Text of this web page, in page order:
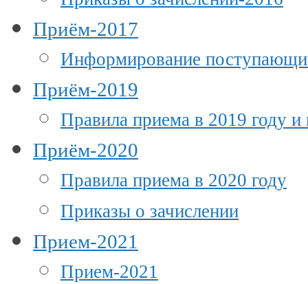
Приём-2017
Информирование
Приём-2019
Правила приема в 2019 году и
Приём-2020
Правила приема в 2020 году
Приказы о зачислении
Прием-2021
Прием-2021